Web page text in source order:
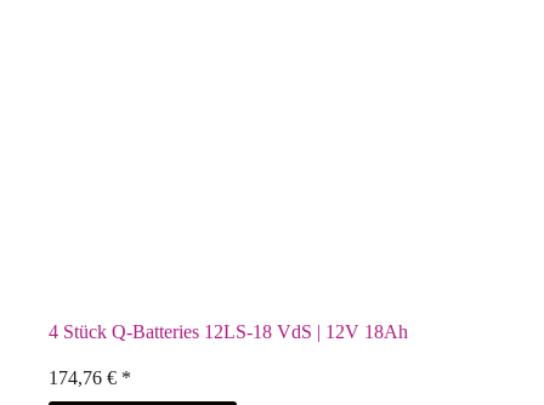
4 Stück Q-Batteries 12LS-18 VdS | 12V 18Ah
174,76 € *